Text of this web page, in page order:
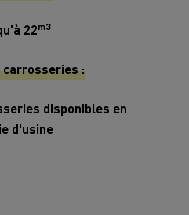
22m3
carrosseries :
disponibles en
d'usine